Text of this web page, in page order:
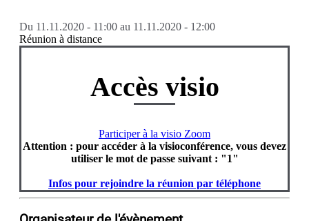
Du 11.11.2020 - 11:00 au 11.11.2020 - 12:00
Réunion à distance
Accès visio
Participer à la visio Zoom
Attention : pour accéder à la visioconférence, vous devez
utiliser le mot de passe suivant : "1"
Infos pour rejoindre la réunion par téléphone